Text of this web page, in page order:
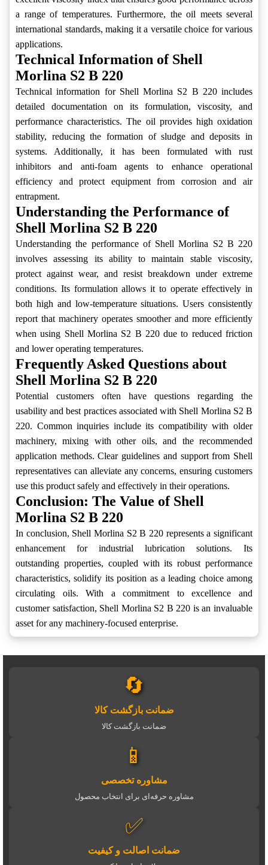
a range of temperatures. Furthermore, the oil meets several
international standards, making it a versatile choice for various
applications.
Technical Information of Shell
Morlina S2 B 220
Technical information for Shell Morlina S2 B 220 includes
detailed documentation on its formulation, viscosity, and
performance characteristics. The oil provides high oxidation
stability, reducing the formation of sludge and deposits in
systems. Additionally, it has been formulated with rust
inhibitors and anti-foam agents to enhance operational
efficiency and protect equipment from corrosion and air
entrapment.
Understanding the Performance of
Shell Morlina S2 B 220
Understanding the performance of Shell Morlina S2 B 220
involves assessing its ability to maintain stable viscosity,
protect against wear, and resist breakdown under extreme
conditions. Its formulation allows it to operate effectively in
both high and low-temperature situations. Users consistently
report that machinery operates smoother and more efficiently
when using Shell Morlina S2 B 220 due to reduced friction
and lower operating temperatures.
Frequently Asked Questions about
Shell Morlina S2 B 220
Potential customers often have questions regarding the
usability and best practices associated with Shell Morlina S2 B
220. Common inquiries include its compatibility with older
machinery, mixing with other oils, and the recommended
application methods. Clear guidelines and support from Shell
representatives can alleviate any concerns, ensuring customers
use this product safely and effectively in their operations.
Conclusion: The Value of Shell
Morlina S2 B 220
In conclusion, Shell Morlina S2 B 220 represents a significant
enhancement for industrial lubrication solutions. Its
outstanding properties, coupled with its robust performance
characteristics, solidify its position as a leading choice among
circulating oils. With a commitment to excellence and
customer satisfaction, Shell Morlina S2 B 220 is an invaluable
asset for any machinery-focused enterprise.
🔄
ضمانت بازگشت کالا
ضمانت بازگشت کالا
📱
مشاوره تخصصی
مشاوره حرفه‌ای برای انتخاب محصول
✅
ضمانت اصالت و کیفیت